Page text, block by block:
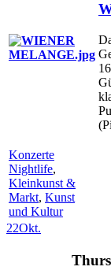
Konzerte
Nightlife,
Kleinkunst &
Markt, Kunst
und Kultur
22Okt.